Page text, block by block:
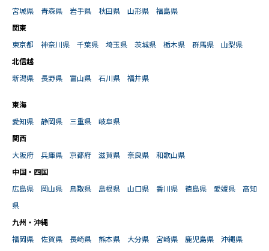
宮城県
青森県 岩手県 秋田県 山形県
福島県
関東
東京都
神奈川県 千葉県 埼玉県 茨城県 栃木県 群馬県
山梨県
北信越
新潟県
長野県 富山県 石川県 福井県
東海
愛知県
静岡県 三重県
岐阜県
関西
大阪府
兵庫県 京都府 滋賀県 奈良県
和歌山県
中国・四国
広島県
岡山県 鳥取県 島根県 山口県 香川県 徳島県 愛媛県
高知
県
九州・沖縄
福岡県
佐賀県 長崎県 熊本県 大分県 宮崎県 鹿児島県 沖縄県